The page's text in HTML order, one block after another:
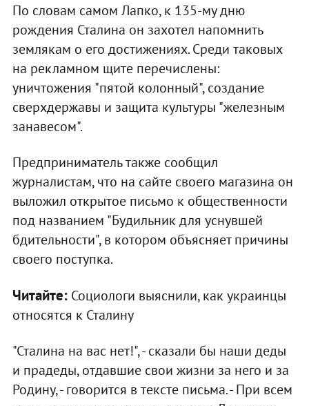
По словам самом Лапко, к 135-му дню
рождения Сталина он захотел напомнить
землякам о его достижениях. Среди таковых
на рекламном щите перечислены:
уничтожения "пятой колонный", создание
сверхдержавы и защита культуры "железным
занавесом".
Предприниматель также сообщил
журналистам, что на сайте своего магазина он
выложил открытое письмо к общественности
под названием "Будильник для уснувшей
бдительности", в котором объясняет причины
своего поступка.
Читайте:Социологи выяснили, как украинцы
относятся к Сталину
"Сталина на вас нет!", - сказали бы наши деды
и прадеды, отдавшие свои жизни за него и за
Родину, - говорится в тексте письма. - При всем